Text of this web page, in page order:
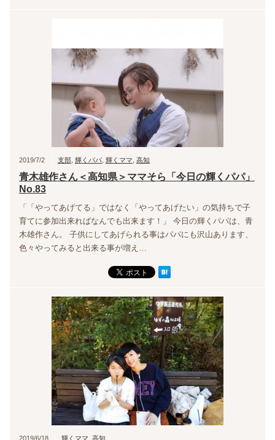
2019/7/2 支部 輝くパパ 輝くママ 高知
青木雄作さん＜高知県＞ママそら「今日の輝くパパ」
No.83
「「やってあげてる」ではなく「やってあげたい」の気持ちで子
育てに参加出来ればなんでも出来ます！」 今日の輝くパパは、青
木雄作さん。 子供にしてあげられる事はパパにも沢山あります、
色々やってみると出来る事が増え…
2019/6/18 輝くママ 高知